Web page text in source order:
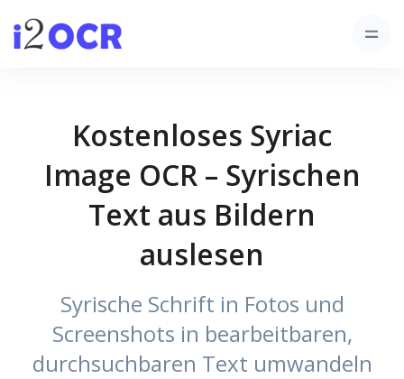
Kostenloses Syriac
Image OCR – Syrischen
Text aus Bildern
auslesen
Syrische Schrift in Fotos und
Screenshots in bearbeitbaren,
durchsuchbaren Text umwandeln